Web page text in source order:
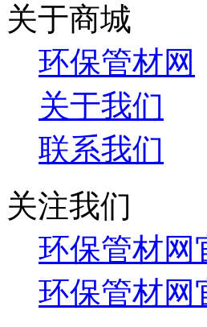
关于商城
环保管材网
关于我们
联系我们
关注我们
环保管材网
环保管材网